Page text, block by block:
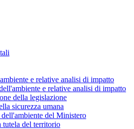
e relative analisi di impatto
e relative analisi di impatto
della legislazione
sicurezza umana
del Ministero
tutela del territorio